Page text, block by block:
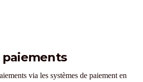
paiements
via les systèmes de paiement en